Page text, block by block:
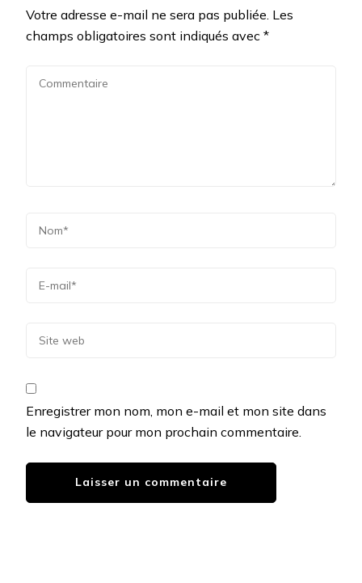
Votre adresse e-mail ne sera pas publiée. Les
champs obligatoires sont indiqués avec *
Enregistrer mon nom, mon e-mail et mon site dans
le navigateur pour mon prochain commentaire.